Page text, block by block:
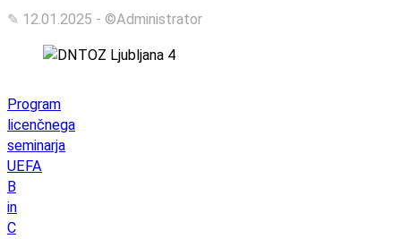
✎ 12.01.2025 - ©Administrator
Program
licenčnega
seminarja
UEFA
B
in
C